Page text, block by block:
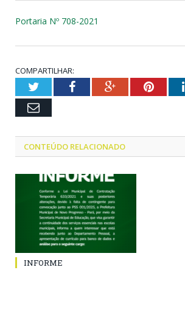
Portaria Nº 708-2021
COMPARTILHAR:
TwitterFacebookGoogle+
Email
CONTEÚDO RELACIONADO
INFORME